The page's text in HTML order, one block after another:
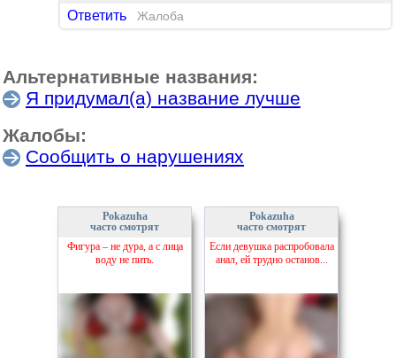
Ответить Жалоба
Альтернативные названия:
Я придумал(а) название лучше
Жалобы:
Сообщить о нарушениях
Pokazuha
часто смотрят
Фигура – не дура, а с лица
воду не пить.
Pokazuha
часто смотрят
Если девушка распробовала
анал, ей трудно останов...